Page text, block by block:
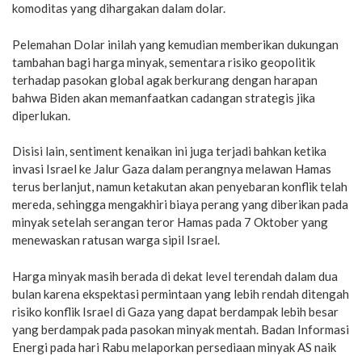
komoditas yang dihargakan dalam dolar.
Pelemahan Dolar inilah yang kemudian memberikan dukungan
tambahan bagi harga minyak, sementara risiko geopolitik
terhadap pasokan global agak berkurang dengan harapan
bahwa Biden akan memanfaatkan cadangan strategis jika
diperlukan.
Disisi lain, sentiment kenaikan ini juga terjadi bahkan ketika
invasi Israel ke Jalur Gaza dalam perangnya melawan Hamas
terus berlanjut, namun ketakutan akan penyebaran konflik telah
mereda, sehingga mengakhiri biaya perang yang diberikan pada
minyak setelah serangan teror Hamas pada 7 Oktober yang
menewaskan ratusan warga sipil Israel.
Harga minyak masih berada di dekat level terendah dalam dua
bulan karena ekspektasi permintaan yang lebih rendah ditengah
risiko konflik Israel di Gaza yang dapat berdampak lebih besar
yang berdampak pada pasokan minyak mentah. Badan Informasi
Energi pada hari Rabu melaporkan persediaan minyak AS naik